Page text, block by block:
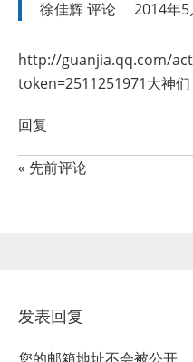
徐佳辉 评论 2014年
http://guanjia.qq.com/
token=2511251971大神
回复
« 先前评论
发表回复